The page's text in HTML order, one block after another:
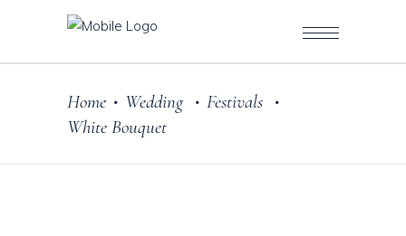
Home • Wedding • Festivals •
White Bouquet